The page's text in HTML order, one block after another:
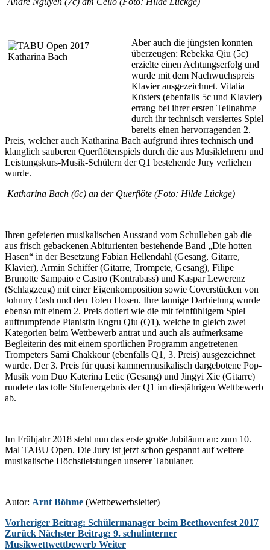
Aber auch die jüngsten konnten
überzeugen: Rebekka Qiu (5c)
erzielte einen Achtungserfolg und
wurde mit dem Nachwuchspreis
Klavier ausgezeichnet. Vitalia
Küsters (ebenfalls 5c und Klavier)
errang bei ihrer ersten Teilnahme
durch ihr technisch versiertes Spiel
bereits einen hervorragenden 2.
Preis, welcher auch Katharina Bach aufgrund ihres technisch und
klanglich sauberen Querflötenspiels durch die aus Musiklehrern und
Leistungskurs-Musik-Schülern der Q1 bestehende Jury verliehen
wurde.
Katharina Bach (6c) an der Querflöte (Foto: Hilde Lückge)
Ihren gefeierten musikalischen Ausstand vom Schulleben gab die
aus frisch gebackenen Abiturienten bestehende Band „Die hotten
Hasen“ in der Besetzung Fabian Hellendahl (Gesang, Gitarre,
Klavier), Armin Schiffer (Gitarre, Trompete, Gesang), Filipe
Brunotte Sampaio e Castro (Kontrabass) und Kaspar Lewerenz
(Schlagzeug) mit einer Eigenkomposition sowie Coverstücken von
Johnny Cash und den Toten Hosen. Ihre launige Darbietung wurde
ebenso mit einem 2. Preis dotiert wie die mit feinfühligem Spiel
auftrumpfende Pianistin Engru Qiu (Q1), welche in gleich zwei
Kategorien beim Wettbewerb antrat und auch als aufmerksame
Begleiterin des mit einem sportlichen Programm angetretenen
Trompeters Sami Chakkour (ebenfalls Q1, 3. Preis) ausgezeichnet
wurde. Der 3. Preis für quasi kammermusikalisch dargebotene Pop-
Musik vom Duo Katerina Letic (Gesang) und Jingyi Xie (Gitarre)
rundete das tolle Stufenergebnis der Q1 im diesjährigen Wettbewerb
ab.
Im Frühjahr 2018 steht nun das erste große Jubiläum an: zum 10.
Mal TABU Open. Die Jury ist jetzt schon gespannt auf weitere
musikalische Höchstleistungen unserer Tabulaner.
Autor: Arnt Böhme (Wettbewerbsleiter)
Vorheriger Beitrag: Schülermanager beim Beethovenfest 2017
Zurück Nächster Beitrag: 9. schulinterner
Musikwettwettbewerb Weiter